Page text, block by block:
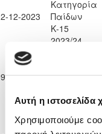
Αυτή η ιστοσελίδα
Χρησιμοποιούμε
12-2023
Κατηγορία
Παίδων
Κ-15
2023/24
12-2023
Παίδων
2023/24
Κατηγορία